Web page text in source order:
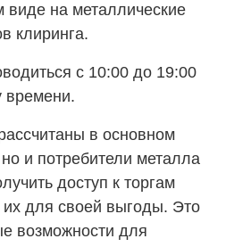
виде на металлические
клиринга.
с 10:00 до 19:00
времени.
в основном
и потребители металла
доступ к торгам
их для своей выгоды. Это
возможности для